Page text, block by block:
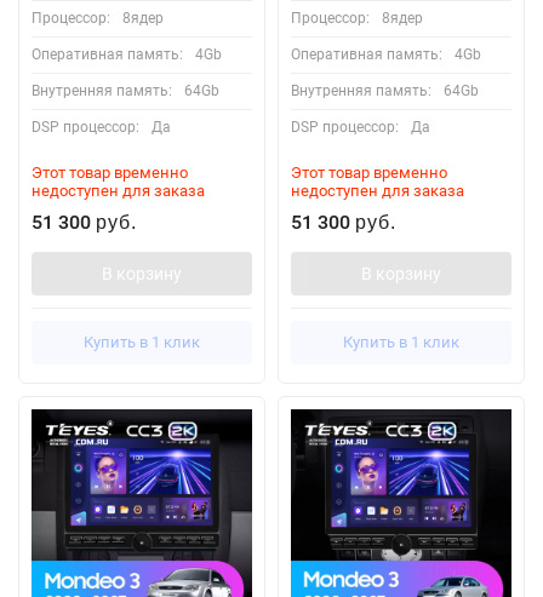
Процессор: 8ядер
Оперативная память: 4Gb
Внутренняя память: 64Gb
DSP процессор: Да
Этот товар временно
недоступен для заказа
51 300 руб.
В корзину
Купить в 1 клик
Процессор: 8ядер
Оперативная память: 4Gb
Внутренняя память: 64Gb
DSP процессор: Да
Этот товар временно
недоступен для заказа
51 300 руб.
В корзину
Купить в 1 клик